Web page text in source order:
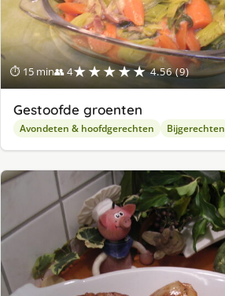
⏱ 15 min👥 4★★★★★ 4.56 (9)
Gestoofde groenten
Avondeten & hoofdgerechten Bijgerechten